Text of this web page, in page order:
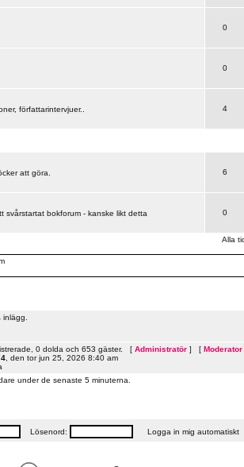
0
0
författarintervjuer.. 4
att göra. 6
svårstartat bokforum - kanske likt detta 0
Alla
inlägg.
0 dolda och 653 gäster. [ Administratör] [ Moderator
, den tor jun 25, 2026 8:40 am
under de senaste 5 minuterna.
Lösenord: Logga in mig automatiskt